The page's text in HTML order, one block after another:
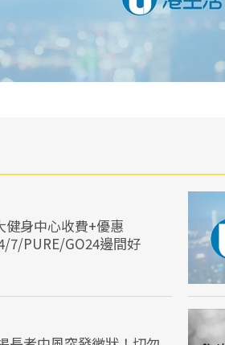
健身中心收費+優惠
7/PURE/GO24邊間好